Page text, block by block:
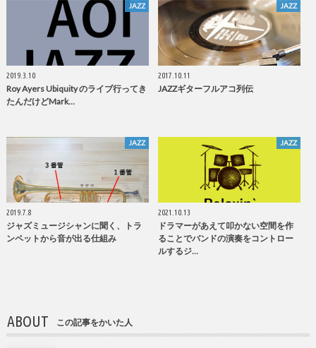
JAZZ
2019.3.10
Roy Ayers Ubiquity のライブ行ってき
たんだけどMark…
JAZZ
2017.10.11
JAZZギターフルアコ列伝
JAZZ
2019.7.8
ジャズミュージシャンに聞く、トラ
ンペットから音が出る仕組み
JAZZ
2021.10.13
ドラマーがあえて叩かない空間を作
ることでバンドの演奏をコントロー
ルするジ…
ABOUT この記事をかいた人